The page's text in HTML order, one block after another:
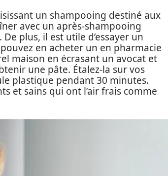
un shampooing destiné aux
avec un après-shampooing
plus, il est utile d’essayer un
en acheter un en pharmacie
maison en écrasant un avocat et
une pâte. Étalez-la sur vos
plastique pendant 30 minutes.
et sains qui ont l’air frais comme